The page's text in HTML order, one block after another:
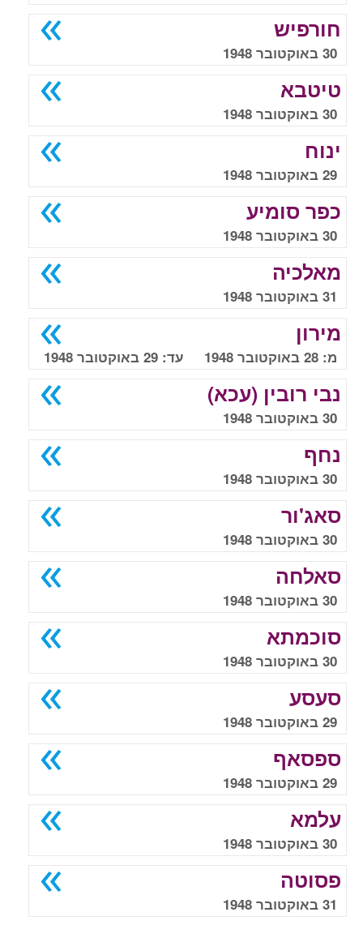
חורפיש
30 באוקטובר 1948
טיטבא
30 באוקטובר 1948
ינוח
29 באוקטובר 1948
כפר סומיע
30 באוקטובר 1948
מאלכיה
31 באוקטובר 1948
מירון
מ: 28 באוקטובר 1948 עד: 29 באוקטובר 1948
נבי רובין (עכא)
30 באוקטובר 1948
נחף
30 באוקטובר 1948
סאג'ור
30 באוקטובר 1948
סאלחה
30 באוקטובר 1948
סוכמתא
30 באוקטובר 1948
סעסע
29 באוקטובר 1948
ספסאף
29 באוקטובר 1948
עלמא
30 באוקטובר 1948
פסוטה
31 באוקטובר 1948